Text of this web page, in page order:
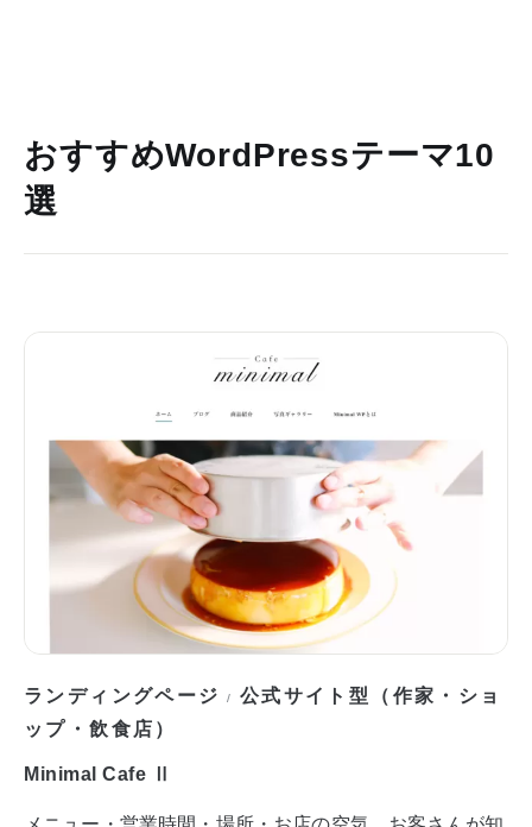
おすすめWordPressテーマ10
選
ランディングページ / 公式サイト型（作家・ショ
ップ・飲食店）
Minimal Cafe Ⅱ